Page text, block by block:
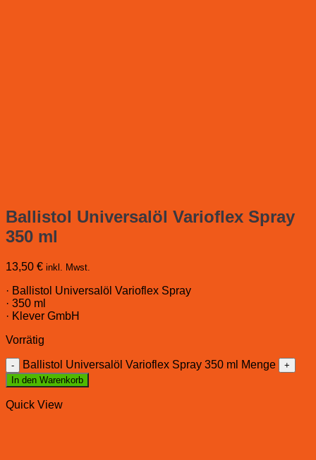
Ballistol Universalöl Varioflex Spray
350 ml
13,50 € inkl. Mwst.
· Ballistol Universalöl Varioflex Spray
· 350 ml
· Klever GmbH
Vorrätig
Ballistol Universalöl Varioflex Spray 350 ml Menge
In den Warenkorb
Quick View